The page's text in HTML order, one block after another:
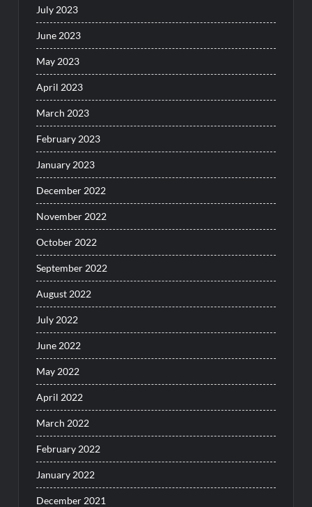
July 2023
June 2023
May 2023
April 2023
March 2023
February 2023
January 2023
December 2022
November 2022
October 2022
September 2022
August 2022
July 2022
June 2022
May 2022
April 2022
March 2022
February 2022
January 2022
December 2021